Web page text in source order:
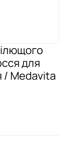
для
/ Medavita